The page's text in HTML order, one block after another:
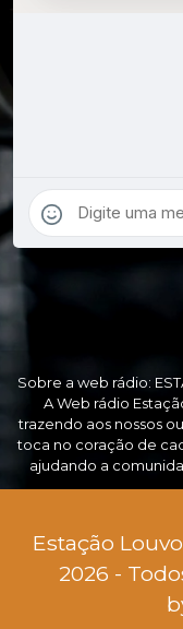
Sobre a web rádio:
A Web rádio
trazendo aos nossos
toca no coração de
ajudando a
Estação
2026 -